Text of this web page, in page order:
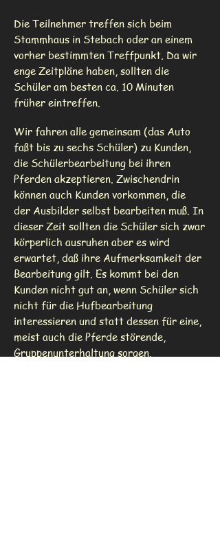
Die Teilnehmer treffen sich beim
Stammhaus in Stebach oder an einem
vorher bestimmten Treffpunkt. Da wir
enge Zeitpläne haben, sollten die
Schüler am besten ca. 10 Minuten
früher eintreffen.
Wir fahren alle gemeinsam (das Auto
faßt bis zu sechs Schüler) zu Kunden,
die Schülerbearbeitung bei ihren
Pferden akzeptieren. Zwischendrin
können auch Kunden vorkommen, die
der Ausbilder selbst bearbeiten muß. In
dieser Zeit sollten die Schüler sich zwar
körperlich ausruhen aber es wird
erwartet, daß ihre Aufmerksamkeit der
Bearbeitung gilt. Es kommt bei den
Kunden nicht gut an, wenn Schüler sich
nicht für die Hufbearbeitung
interessieren und statt dessen für eine,
meist auch die Pferde störende,
Gruppenunterhaltung sorgen.